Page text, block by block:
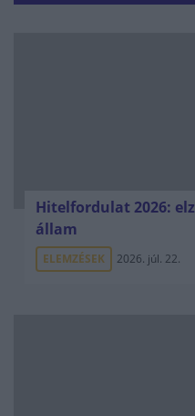
Hitelfordulat 2026:
állam
ELEMZÉSEK 2026. júl. 22.